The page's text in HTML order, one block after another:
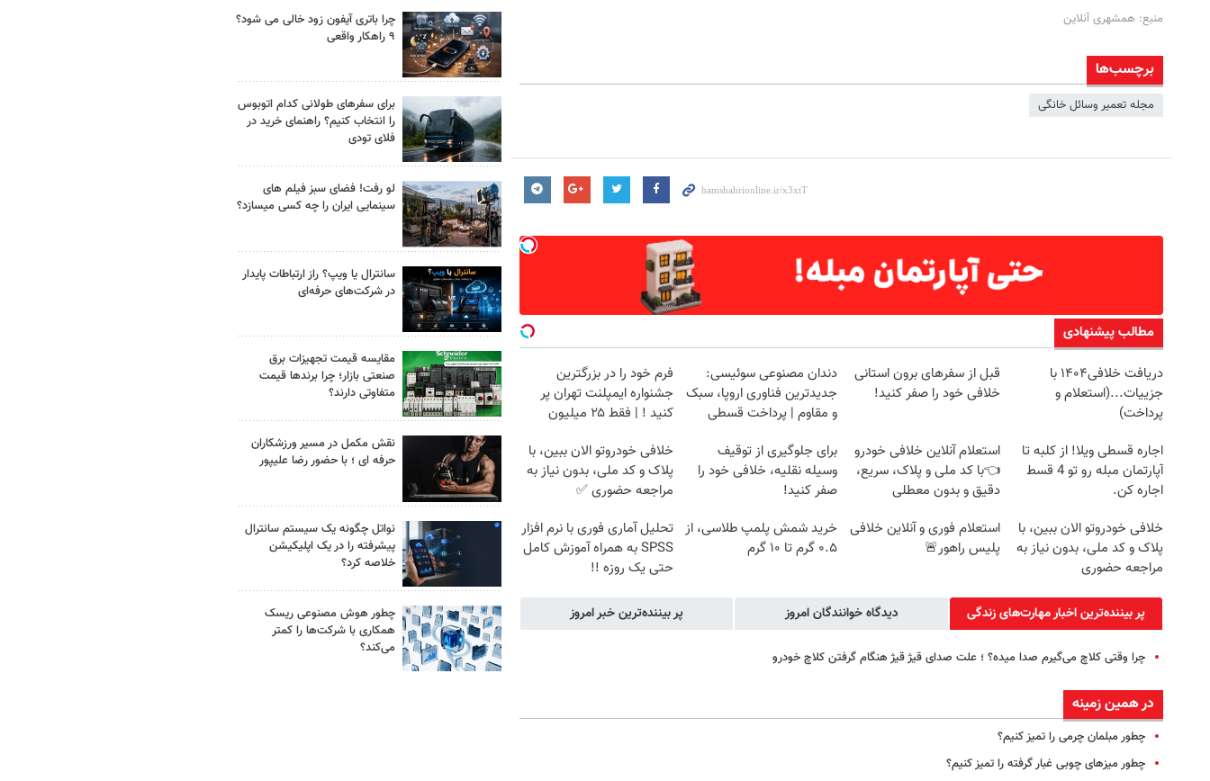
منبع: همشهری آنلاین
برچسب‌ها
مجله تعمیر وسائل خانگی
مطالب پیشنهادی
دریافت خلافی۱۴۰۴ با
جزییات...(استعلام و
پرداخت)
قبل از سفرهای برون استانی
خلافی خود را صفر کنید!
دندان مصنوعی سوئیسی:
جدیدترین فناوری اروپا، سبک
و مقاوم | پرداخت قسطی
فرم خود را در بزرگترین
جشنواره ایمپلنت تهران پر
کنید ! | فقط ۲۵ میلیون
اجاره‌ قسطی ویلا! از کلبه تا
آپارتمان مبله رو تو 4 قسط
اجاره کن.
استعلام آنلاین خلافی خودرو
👈با کد ملی و پلاک، سریع،
دقیق و بدون معطلی
برای جلوگیری از توقیف
وسیله نقلیه، خلافی خود را
صفر کنید!
خلافی خودروتو الان ببین، با
پلاک و کد ملی، بدون نیاز به
مراجعه حضوری ✅
خلافی خودروتو الان ببین، با
پلاک و کد ملی، بدون نیاز به
مراجعه حضوری
استعلام فوری و آنلاین خلافی
پلیس راهور🚨
خرید شمش پلمپ طلاسی، از
۰.۵ گرم تا ۱۰ گرم
تحلیل آماری فوری با نرم افزار
SPSS به همراه آموزش کامل
حتی یک روزه !!
پر بیننده‌ترین اخبار مهارت‌های زندگی دیدگاه خوانندگان امروز پر بیننده‌ترین خبر امروز
چرا وقتی کلاچ می‌گیرم صدا میده؟ ؛ علت صدای قیژ قیژ هنگام گرفتن کلاچ خودرو
در همین زمینه
چطور مبلمان چرمی را تمیز کنیم؟
چطور میزهای چوبی غبار گرفته را تمیز کنیم؟
چرا باتری آیفون زود خالی می شود؟
۹ راهکار واقعی
برای سفرهای طولانی کدام اتوبوس
را انتخاب کنیم؟ راهنمای خرید در
فلای تودی
لو رفت! فضای سبز فیلم های
سینمایی ایران را چه کسی میسازد؟
سانترال یا ویپ؟ راز ارتباطات پایدار
در شرکت‌های حرفه‌ای
مقایسه قیمت تجهیزات برق
صنعتی بازار؛ چرا برندها قیمت
متفاوتی دارند؟
نقش مکمل در مسیر ورزشکاران
حرفه ای ؛ با حضور رضا علیپور
نواتل چگونه یک سیستم سانترال
پیشرفته را در یک اپلیکیشن
خلاصه کرد؟
چطور هوش مصنوعی ریسک
همکاری با شرکت‌ها را کمتر
می‌کند؟